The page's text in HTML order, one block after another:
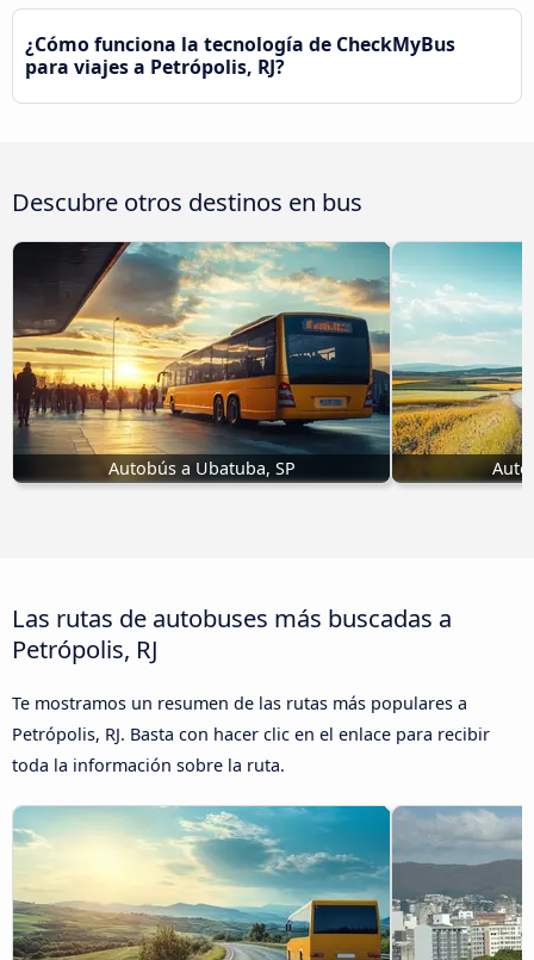
¿Cómo funciona la tecnología de CheckMyBus
para viajes a Petrópolis, RJ?
Descubre otros destinos en bus
Autobús a Ubatuba, SP
Las rutas de autobuses más buscadas a
Petrópolis, RJ
Te mostramos un resumen de las rutas más populares a
Petrópolis, RJ. Basta con hacer clic en el enlace para recibir
toda la información sobre la ruta.